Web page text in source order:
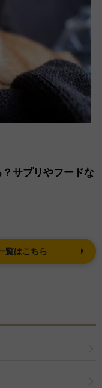
サプリやフードな
覧はこちら